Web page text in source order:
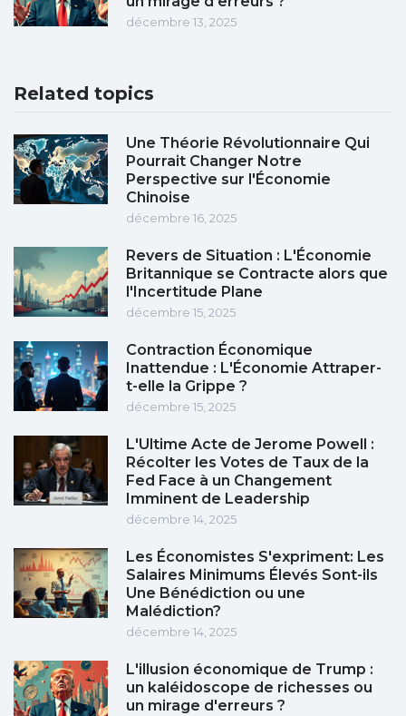
décembre 13, 2025
Related topics
Une Théorie Révolutionnaire Qui
Pourrait Changer Notre
Perspective sur l'Économie
Chinoise
décembre 16, 2025
Revers de Situation : L'Économie
Britannique se Contracte alors que
l'Incertitude Plane
décembre 15, 2025
Contraction Économique
Inattendue : L'Économie Attraper-
t-elle la Grippe ?
décembre 15, 2025
L'Ultime Acte de Jerome Powell :
Récolter les Votes de Taux de la
Fed Face à un Changement
Imminent de Leadership
décembre 14, 2025
Les Économistes S'expriment: Les
Salaires Minimums Élevés Sont-ils
Une Bénédiction ou une
Malédiction?
décembre 14, 2025
L'illusion économique de Trump :
un kaléidoscope de richesses ou
un mirage d'erreurs ?